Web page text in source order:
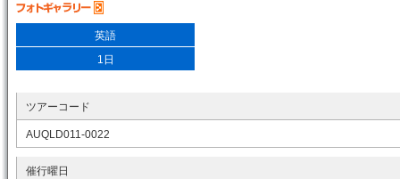
英語
1日
ツアーコード
AUQLD011-0022
催行曜日